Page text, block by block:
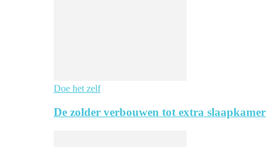
Doe het zelf
De zolder verbouwen tot extra slaapkamer